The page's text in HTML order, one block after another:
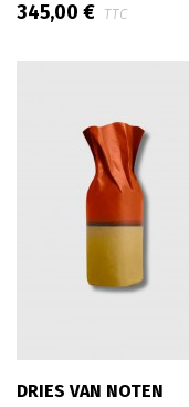
345,00 € TTC
DRIES VAN NOTEN